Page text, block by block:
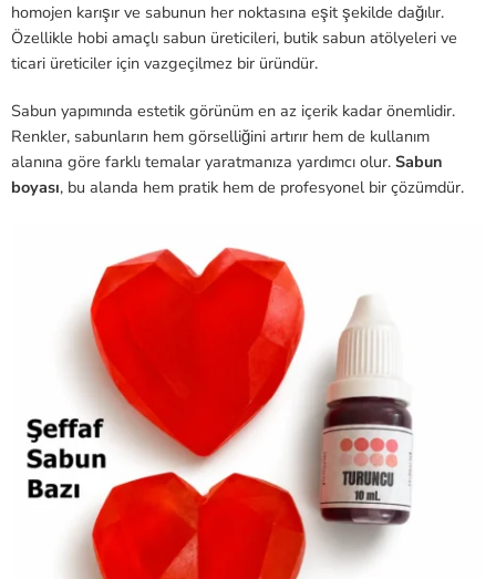
homojen karışır ve sabunun her noktasına eşit şekilde dağılır.
Özellikle hobi amaçlı sabun üreticileri, butik sabun atölyeleri ve
ticari üreticiler için vazgeçilmez bir üründür.
Sabun yapımında estetik görünüm en az içerik kadar önemlidir.
Renkler, sabunların hem görselliğini artırır hem de kullanım
alanına göre farklı temalar yaratmanıza yardımcı olur. Sabun
boyası, bu alanda hem pratik hem de profesyonel bir çözümdür.